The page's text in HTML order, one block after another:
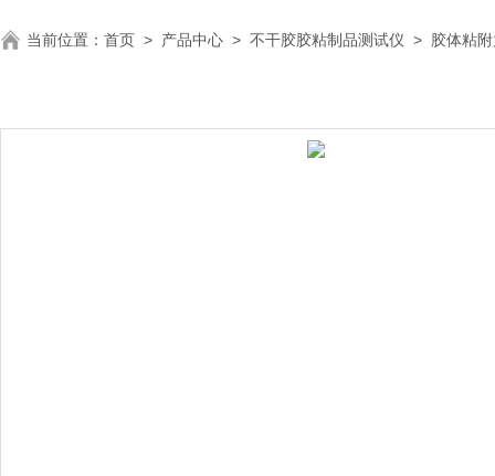
当前位置： 首页 > 产品中心 > 不干胶胶粘制品测试仪 > 胶体粘